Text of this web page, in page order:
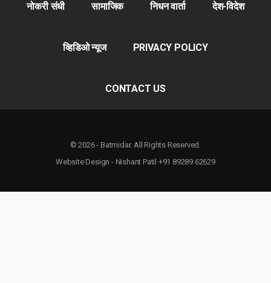
नोकरी संधी सामाजिक निधन वार्ता देश-विदेश
व्हिडिओ न्यूज PRIVACY POLICY
CONTACT US
© 2026 - Batmidar. All Rights Reserved.
Website Design - Nishant Patil +91 89289 62629